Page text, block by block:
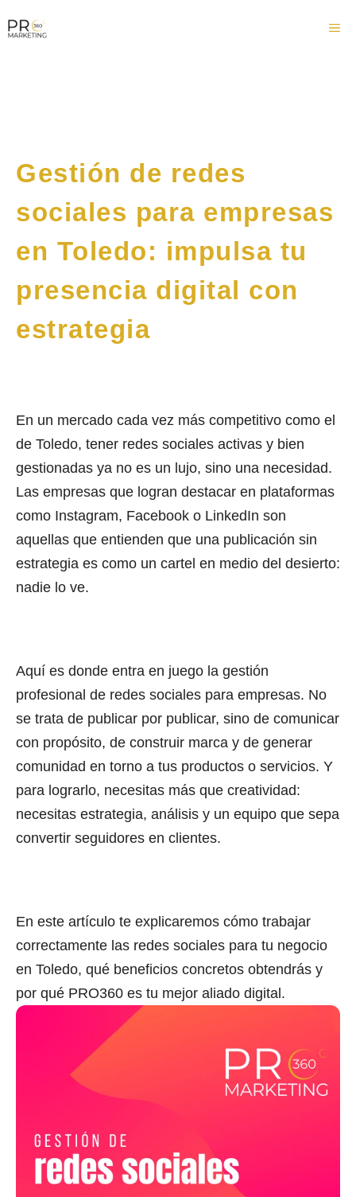
al
Gestión de redes
sociales para empresas
en Toledo: impulsa tu
presencia digital con
estrategia
En un mercado cada vez más competitivo como el
de Toledo, tener redes sociales activas y bien
gestionadas ya no es un lujo, sino una necesidad.
Las empresas que logran destacar en plataformas
como Instagram, Facebook o LinkedIn son
aquellas que entienden que una publicación sin
estrategia es como un cartel en medio del desierto:
nadie lo ve.
Aquí es donde entra en juego la gestión
profesional de redes sociales para empresas. No
se trata de publicar por publicar, sino de comunicar
con propósito, de construir marca y de generar
comunidad en torno a tus productos o servicios. Y
para lograrlo, necesitas más que creatividad:
necesitas estrategia, análisis y un equipo que sepa
convertir seguidores en clientes.
En este artículo te explicaremos cómo trabajar
correctamente las redes sociales para tu negocio
en Toledo, qué beneficios concretos obtendrás y
por qué PRO360 es tu mejor aliado digital.